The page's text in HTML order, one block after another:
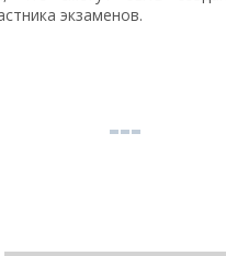
экзаменов.